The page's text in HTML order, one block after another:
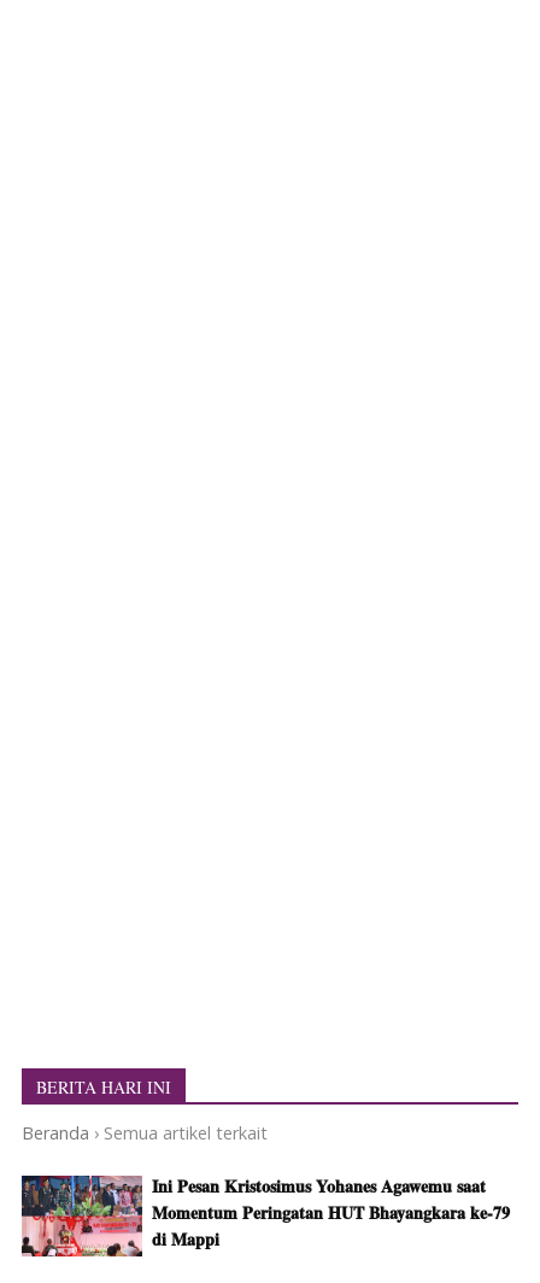
BERITA HARI INI
Beranda › Semua artikel terkait
Ini Pesan Kristosimus Yohanes Agawemu saat
Momentum Peringatan HUT Bhayangkara ke-79
di Mappi